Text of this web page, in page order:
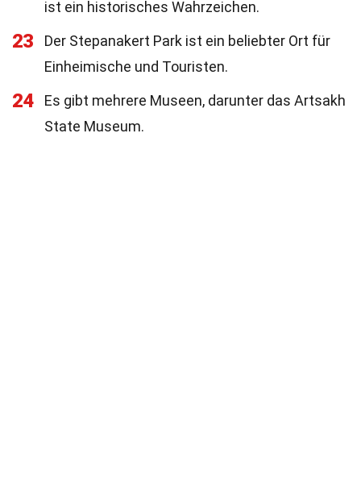
ist ein historisches Wahrzeichen.
23
Der Stepanakert Park ist ein beliebter Ort für
Einheimische und Touristen.
24
Es gibt mehrere Museen, darunter das Artsakh
State Museum.